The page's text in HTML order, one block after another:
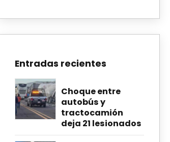
Entradas recientes
Choque entre
autobús y
tractocamión
deja 21 lesionados